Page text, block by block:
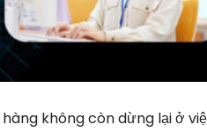
không còn dừng lại ở